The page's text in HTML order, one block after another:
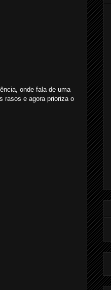
onde fala de uma
rasos e agora prioriza o